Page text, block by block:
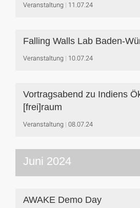
Veranstaltung 11.07.24
Falling Walls Lab Baden-
Veranstaltung 10.07.24
Vortragsabend zu Indiens
[frei]raum
Veranstaltung 08.07.24
Juni 2024
AWAKE Demo Day